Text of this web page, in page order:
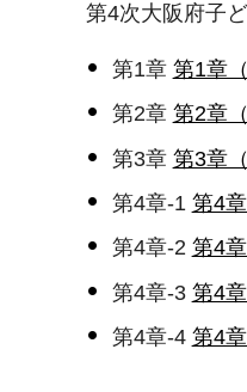
第4次大阪府子
第1章 第1章
第2章 第2章
第3章 第3章
第4章-1 第4
第4章-2 第4
第4章-3 第4
第4章-4 第4